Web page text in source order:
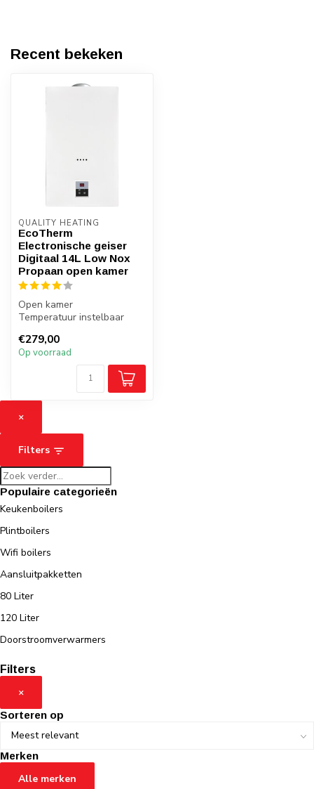
Recent bekeken
QUALITY HEATING
EcoTherm
Electronische geiser
Digitaal 14L Low Nox
Propaan open kamer
Open kamer
Temperatuur instelbaar
Batterijen
€279,00
Op voorraad
×
Filters
Populaire categorieën
Keukenboilers
Plintboilers
Wifi boilers
Aansluitpakketten
80 Liter
120 Liter
Doorstroomverwarmers
Filters
×
Sorteren op
Merken
Alle merken